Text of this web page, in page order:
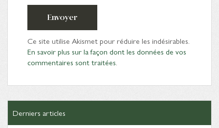
Envoyer
Ce site utilise Akismet pour réduire les indésirables.
En savoir plus sur la façon dont les données de vos
commentaires sont traitées.
Derniers articles